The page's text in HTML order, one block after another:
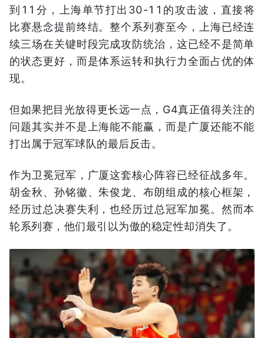
到11分，上海单节打出30-11的攻击波，直接将
比赛悬念提前终结。整个系列赛至今，上海已经连
续三场在关键时段完成攻防统治，这已经不是简单
的状态更好，而是体系运转和执行力全面占优的体
现。
但如果把目光放得更长远一点，G4真正值得关注的
问题其实并不是上海能不能赢，而是广厦还能不能
打出属于冠军球队的最后反击。
作为卫冕冠军，广厦这套核心阵容已经征战多年。
胡金秋、孙铭徽、朱俊龙、布朗组成的核心框架，
经历过总决赛失利，也经历过总冠军加冕。然而本
轮系列赛，他们最引以为傲的稳定性却消失了。